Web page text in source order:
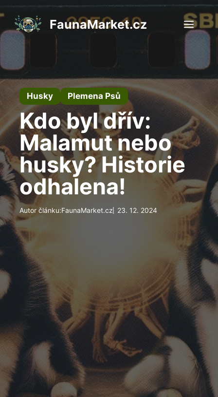
Přeskočit
na
obsah
FaunaMarket.cz
Husky Plemena Psů
Kdo byl dřív:
Malamut nebo
husky? Historie
odhalena!
Autor článku:FaunaMarket.cz 23. 12. 2024